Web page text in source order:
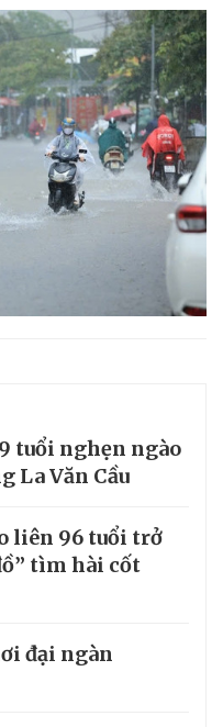
tuổi nghẹn ngào
La Văn Cầu
liên 96 tuổi trở
tìm hài cốt
đại ngàn